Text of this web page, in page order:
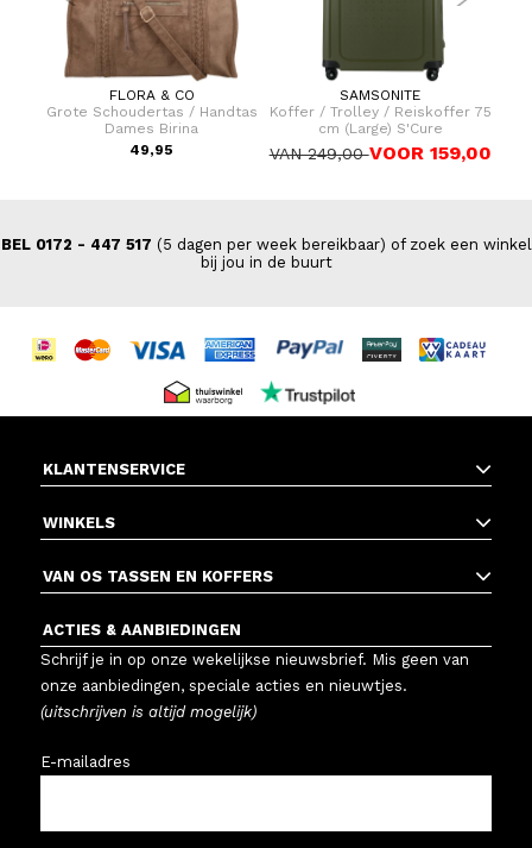
FLORA & CO
Grote Schoudertas / Handtas
Dames Birina
49,95
SAMSONITE
Koffer / Trolley / Reiskoffer 75
cm (Large) S'Cure
VAN 249,00VOOR 159,00
BEL 0172 - 447 517 (5 dagen per week bereikbaar) of zoek een winkel
bij jou in de buurt
KLANTENSERVICE
WINKELS
VAN OS TASSEN EN KOFFERS
ACTIES & AANBIEDINGEN
Schrijf je in op onze wekelijkse nieuwsbrief. Mis geen van
onze aanbiedingen, speciale acties en nieuwtjes.
(uitschrijven is altijd mogelijk)
E-mailadres